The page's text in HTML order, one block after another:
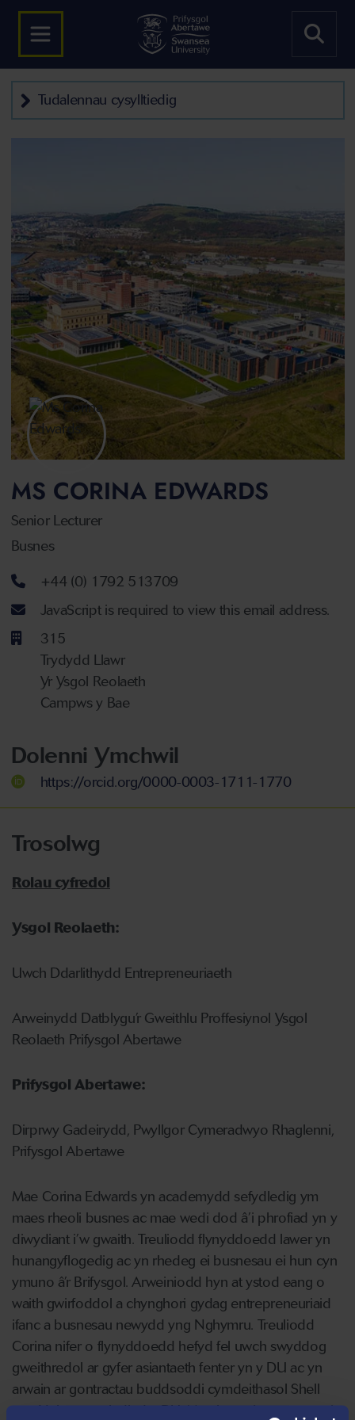
Tudalennau cysylltiedig
MS CORINA EDWARDS
Senior Lecturer
Busnes
Rhif ffôn+44 (0) 1792 513709
Cyfeiriad ebost
JavaScript is required to view this email address.
315
Trydydd Llawr
Yr Ysgol Reolaeth
Campws y Bae
Dolenni Ymchwil
https://orcid.org/0000-0003-1711-1770
Trosolwg
Rolau cyfredol
Ysgol Reolaeth:
Uwch Ddarlithydd Entrepreneuriaeth
Arweinydd Datblygu’r Gweithlu Proffesiynol Ysgol
Reolaeth Prifysgol Abertawe
Prifysgol Abertawe:
Dirprwy Gadeirydd, Pwyllgor Cymeradwyo Rhaglenni,
Prifysgol Abertawe
Mae Corina Edwards yn academydd sefydledig ym
maes rheoli busnes ac mae wedi dod â’i phrofiad yn y
diwydiant i’w gwaith. Treuliodd flynyddoedd lawer yn
hunangyflogedig ac yn rhedeg ei busnesau ei hun cyn
ymuno â’r Brifysgol. Arweiniodd hyn at ystod eang o
waith gwirfoddol a chynghori gydag entrepreneuriaid
ifanc a busnesau newydd yng Nghymru. Treuliodd
Corina nifer o flynyddoedd hefyd fel uwch swyddog
gweithredol ar gyfer asiantaeth fenter yn y DU ac yn
arwain ar gontractau buddsoddi cymdeithasol Shell
yng Nghymru a ledled y DU. Mae hynny’n cynnwys ei